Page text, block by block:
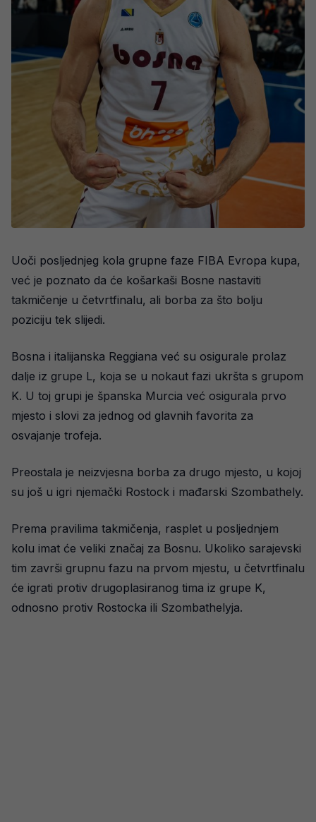
Uoči posljednjeg kola grupne faze FIBA Evropa kupa,
već je poznato da će košarkaši Bosne nastaviti
takmičenje u četvrtfinalu, ali borba za što bolju
poziciju tek slijedi.
Bosna i italijanska Reggiana već su osigurale prolaz
dalje iz grupe L, koja se u nokaut fazi ukršta s grupom
K. U toj grupi je španska Murcia već osigurala prvo
mjesto i slovi za jednog od glavnih favorita za
osvajanje trofeja.
Preostala je neizvjesna borba za drugo mjesto, u kojoj
su još u igri njemački Rostock i mađarski Szombathely.
Prema pravilima takmičenja, rasplet u posljednjem
kolu imat će veliki značaj za Bosnu. Ukoliko sarajevski
tim završi grupnu fazu na prvom mjestu, u četvrtfinalu
će igrati protiv drugoplasiranog tima iz grupe K,
odnosno protiv Rostocka ili Szombathelyja.